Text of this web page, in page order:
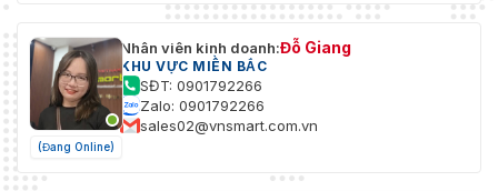
(Đang Online)
Nhân viên kinh doanh:Đỗ Giang
KHU VỰC MIỀN BẮC
SĐT: 0901792266
Zalo: 0901792266
sales02@vnsmart.com.vn